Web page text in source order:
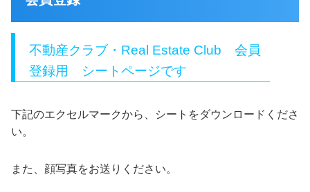
不動産クラブ・Real Estate Club 会員
登録用 シートページです
下記のエクセルマークから、シートをダウンロードくださ
い。
また、顔写真をお送りください。